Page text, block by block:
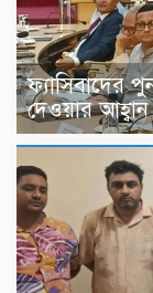
ফ্যাসিবাদের
দেওয়ার আহ্বান